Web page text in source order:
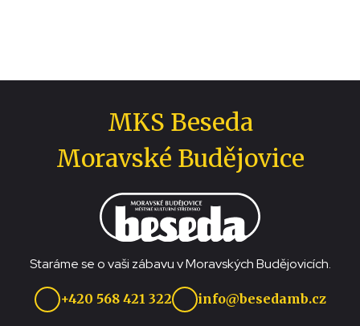
MKS Beseda
Moravské Budějovice
Staráme se o vaši zábavu v Moravských Budějovicích.
+420 568 421 322 info@besedamb.cz